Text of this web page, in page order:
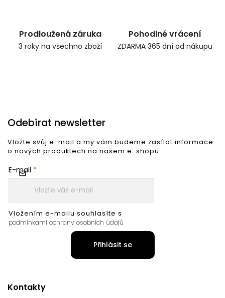
Prodloužená záruka
3 roky na všechno zboží
Pohodlné vrácení
ZDARMA 365 dní od nákupu
Kontakty
Odebírat newsletter
Vložte svůj e-mail a my vám budeme zasílat informace
o nových produktech na našem e-shopu.
E-mail
Vložením e-mailu souhlasíte s
podmínkami ochrany osobních údajů
Přihlásit se